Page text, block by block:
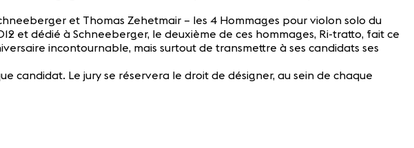
et Thomas Zehetmair – les 4 Hommages pour violon solo du
et dédié à Schneeberger, le deuxième de ces hommages, Ri-tratto, fait ce
incontournable, mais surtout de transmettre à ses candidats ses
candidat. Le jury se réservera le droit de désigner, au sein de chaque